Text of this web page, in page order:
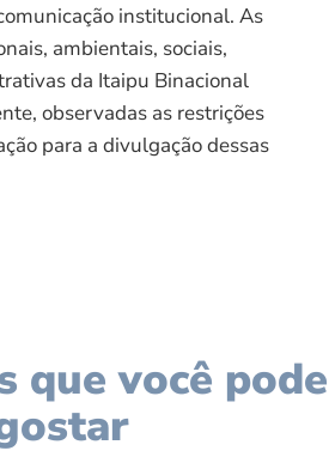
institucional. As
ambientais, sociais,
da Itaipu Binacional
observadas as restrições
para a divulgação dessas
que você pode